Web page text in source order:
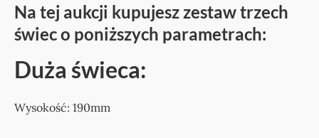
Na tej aukcji kupujesz zestaw trzech
świec o poniższych parametrach:
Duża świeca:
Wysokość: 190mm